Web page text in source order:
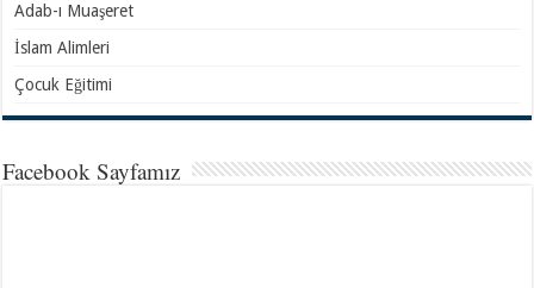
Adab-ı Muaşeret
İslam Alimleri
Çocuk Eğitimi
Facebook Sayfamız